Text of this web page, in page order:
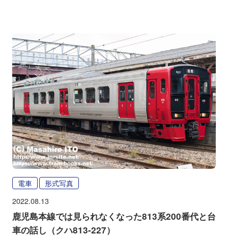
電車 形式写真
2022.08.13
鹿児島本線では見られなくなった813系200番代と台
車の話し（クハ813-227）